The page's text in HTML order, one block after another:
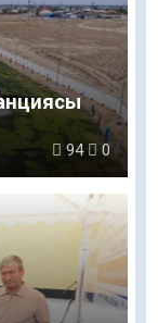
94 0